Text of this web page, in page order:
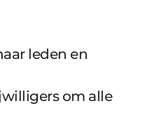
leden en
om alle